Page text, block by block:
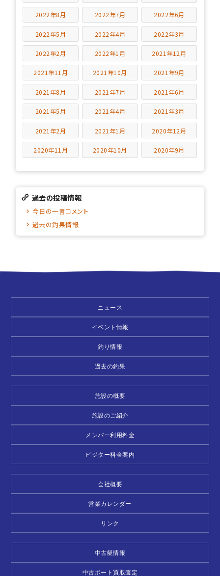
2022年8月 2022年7月 2022年6月
2022年5月 2022年4月 2022年3月
2022年2月 2022年1月 2021年12月
2021年11月 2021年10月 2021年9月
2021年8月 2021年7月 2021年6月
2021年5月 2021年4月 2021年3月
2021年2月 2021年1月 2020年12月
2020年11月 2020年10月 2020年9月
過去の投稿情報
今日の一言コメント
過去の釣果情報
ニュース
イベント情報
釣り情報
過去の釣果
施設の概要
施設のご紹介
メンバー利用料金
ビジター料金案内
会社概要
営業カレンダー
リンク
中古艇情報
中古ボート買取査定